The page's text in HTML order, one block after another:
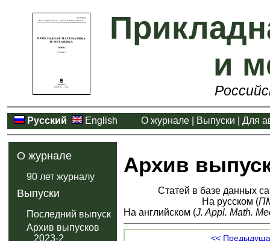
и
Русский English О журнале Выпуски Для
О журнале
90 лет журналу
Выпуски
Последний выпуск
Архив выпусков
2023-2
Архив
Статей в базе данных
На русском (
На английском (J. Appl. Math.
<<